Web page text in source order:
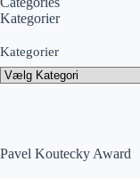
Pavel Koutecky Award
Kategorier
Kategorier